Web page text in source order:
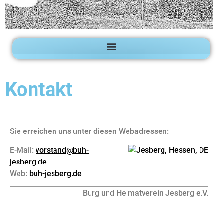
Kontakt
Sie erreichen uns unter diesen Webadressen:
E-Mail: vorstand@buh-
jesberg.de
Web: buh-jesberg.de
Burg und Heimatverein Jesberg e.V.